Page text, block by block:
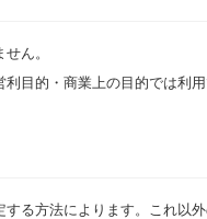
ん。
目的・商業上の目的では利用
る方法によります。これ以